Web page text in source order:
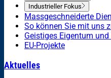
Industrieller Fokus
Massgeschneiderte
So können Sie mit uns
Geistiges Eigentum
EU-Projekte
Aktuelles